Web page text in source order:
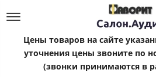
Цены товаров на сайте
уточнения цены звоните по
(звонки принимаются в